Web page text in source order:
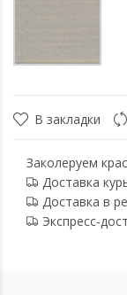
В закладки
Заколеруем
Доставка
Доставка в
Экспресс-